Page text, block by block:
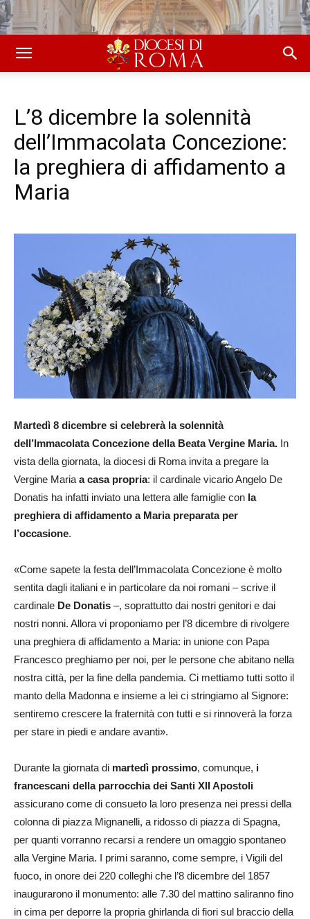
L’8 dicembre la solennità
dell’Immacolata Concezione:
la preghiera di affidamento a
Maria
Martedì 8 dicembre si celebrerà la solennità
dell’Immacolata Concezione della Beata Vergine Maria. In
vista della giornata, la diocesi di Roma invita a pregare la
Vergine Maria a casa propria: il cardinale vicario Angelo De
Donatis ha infatti inviato una lettera alle famiglie con la
preghiera di affidamento a Maria preparata per
l’occasione.
«Come sapete la festa dell’Immacolata Concezione è molto
sentita dagli italiani e in particolare da noi romani – scrive il
cardinale De Donatis –, soprattutto dai nostri genitori e dai
nostri nonni. Allora vi proponiamo per l’8 dicembre di rivolgere
una preghiera di affidamento a Maria: in unione con Papa
Francesco preghiamo per noi, per le persone che abitano nella
nostra città, per la fine della pandemia. Ci mettiamo tutti sotto il
manto della Madonna e insieme a lei ci stringiamo al Signore:
sentiremo crescere la fraternità con tutti e si rinnoverà la forza
per stare in piedi e andare avanti».
Durante la giornata di martedì prossimo, comunque, i
francescani della parrocchia dei Santi XII Apostoli
assicurano come di consueto la loro presenza nei pressi della
colonna di piazza Mignanelli, a ridosso di piazza di Spagna,
per quanti vorranno recarsi a rendere un omaggio spontaneo
alla Vergine Maria. I primi saranno, come sempre, i Vigili del
fuoco, in onore dei 220 colleghi che l’8 dicembre del 1857
inaugurarono il monumento: alle 7.30 del mattino saliranno fino
in cima per deporre la propria ghirlanda di fiori sul braccio della